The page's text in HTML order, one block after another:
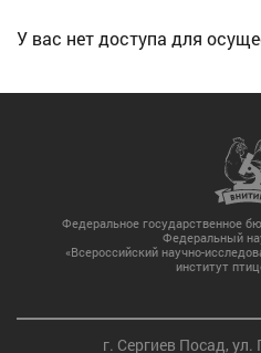
У вас нет доступа для
Федеральное государственное
Федеральный
«Всероссийский научно-
институт
г. Сергиев Посад, ул.